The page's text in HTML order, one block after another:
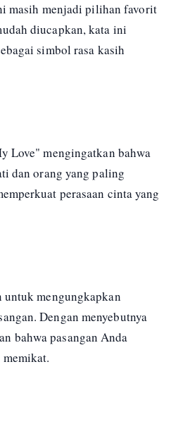
masih menjadi pilihan favorit
diucapkan, kata ini
simbol rasa kasih
Love" mengingatkan bahwa
dan orang yang paling
perasaan cinta yang
mengungkapkan
Dengan menyebutnya
bahwa pasangan Anda